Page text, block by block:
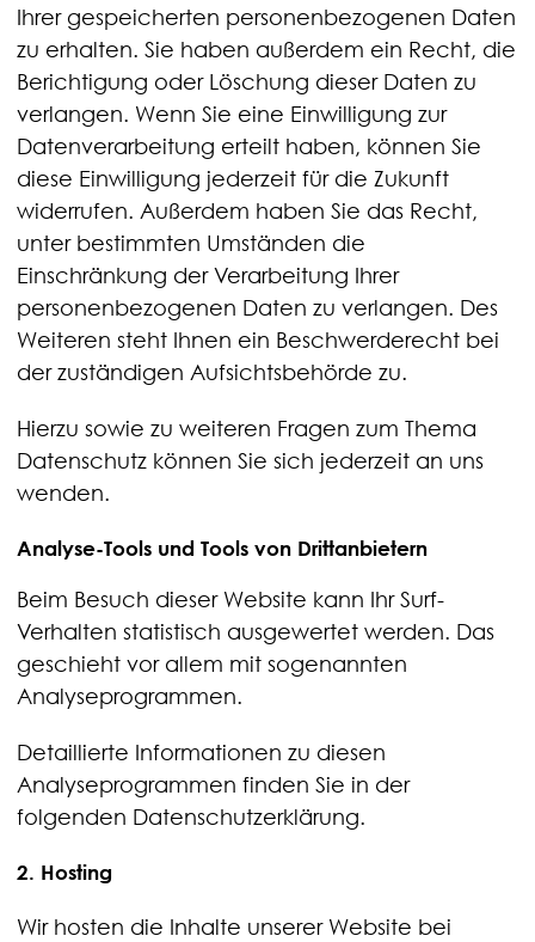
Ihrer gespeicherten personenbezogenen Daten
zu erhalten. Sie haben außerdem ein Recht, die
Berichtigung oder Löschung dieser Daten zu
verlangen. Wenn Sie eine Einwilligung zur
Datenverarbeitung erteilt haben, können Sie
diese Einwilligung jederzeit für die Zukunft
widerrufen. Außerdem haben Sie das Recht,
unter bestimmten Umständen die
Einschränkung der Verarbeitung Ihrer
personenbezogenen Daten zu verlangen. Des
Weiteren steht Ihnen ein Beschwerderecht bei
der zuständigen Aufsichtsbehörde zu.
Hierzu sowie zu weiteren Fragen zum Thema
Datenschutz können Sie sich jederzeit an uns
wenden.
Analyse-Tools und Tools von Dritt­anbietern
Beim Besuch dieser Website kann Ihr Surf-
Verhalten statistisch ausgewertet werden. Das
geschieht vor allem mit sogenannten
Analyseprogrammen.
Detaillierte Informationen zu diesen
Analyseprogrammen finden Sie in der
folgenden Datenschutzerklärung.
2. Hosting
Wir hosten die Inhalte unserer Website bei